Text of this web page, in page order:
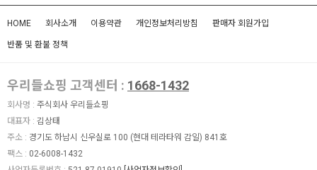
HOME 회사소개 이용약관 개인정보처리방침 판매자 회원가입
반품 및 환불 정책
우리들쇼핑 고객센터 : 1668-1432
회사명 : 주식회사 우리들쇼핑
대표자 : 김상태
주소 : 경기도 하남시 신우실로 100 (현대 테라타워 감일) 841호
팩스 : 02-6008-1432